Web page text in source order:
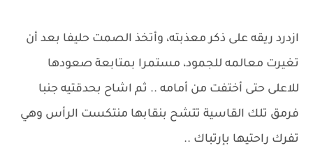
ازدرد ريقه على ذكر معذبته، وأتخذ الصمت حليفا بعد أن
تغيرت معالمه للجمود، مستمرا بمتابعة صعودها
للاعلى حتى أختفت من أمامه .. ثم اشاح بحدقتيه جنبا
فرمق تلك القاسية تتشح بنقابها منتكست الرأس وهي
تفرك راحتيها بإرتباك ..